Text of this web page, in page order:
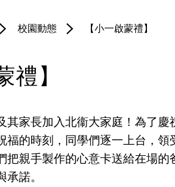
圖書科
校園動態 【小一啟蒙禮】
禮】
其家長加入北衞大家庭！為了
福的時刻，同學們逐一上台，領
把親手製作的心意卡送給在場
諾。